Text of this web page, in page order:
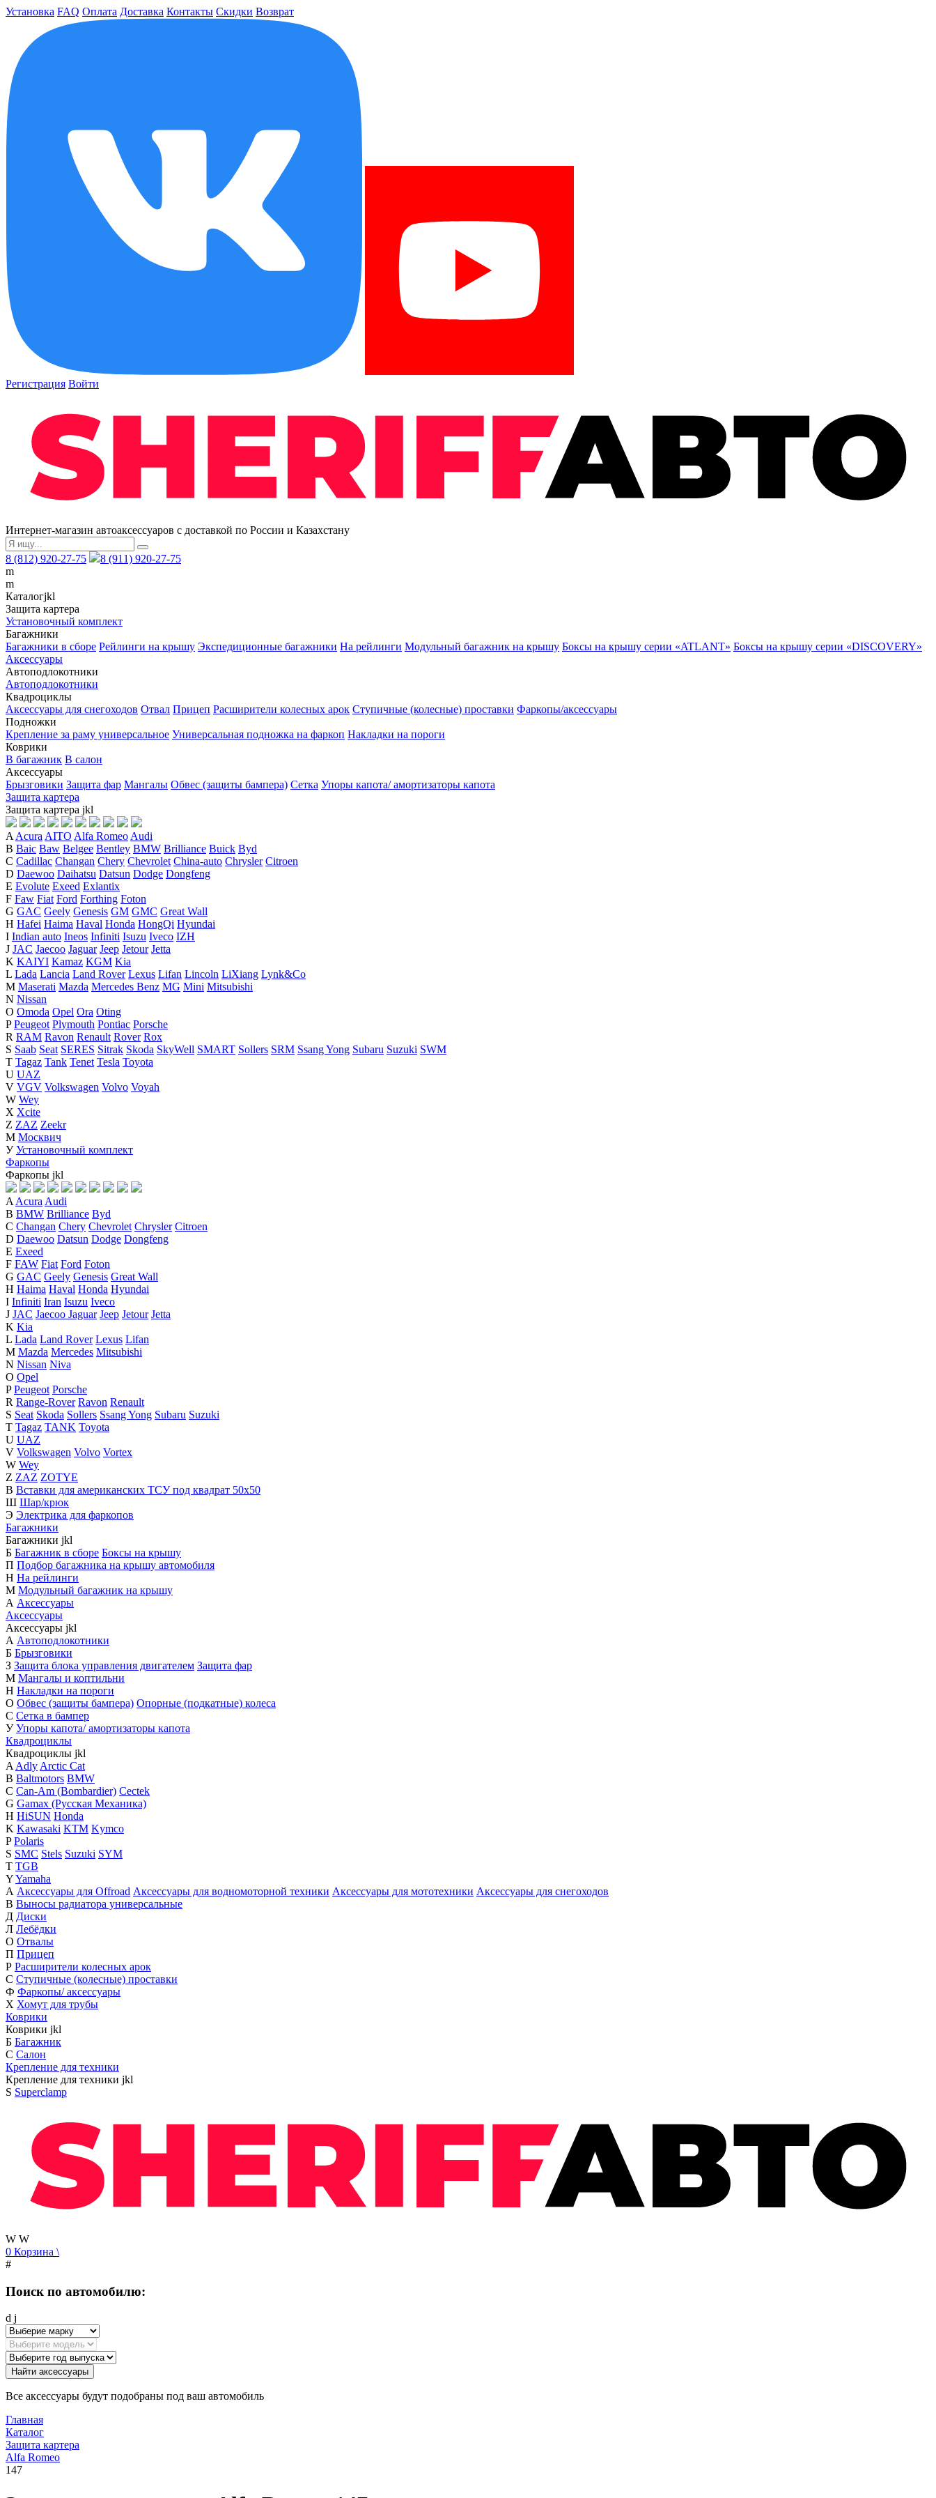
Установка FAQ Оплата Доставка Контакты Скидки Возврат
Регистрация Войти
Интернет-магазин автоаксессуаров с доставкой по России и Казахстану
8 (812) 920-27-75
8 (911) 920-27-75
m
m
Каталогjkl
Защита картера
Установочный комплект
Багажники
Багажники в сборе Рейлинги на крышу Экспедиционные багажники На рейлинги Модульный багажник на крышу Боксы на крышу серии «ATLANT» Боксы на крышу серии «DISCOVERY»
Аксессуары
Автоподлокотники
Автоподлокотники
Квадроциклы
Аксессуары для снегоходов Отвал Прицеп Расширители колесных арок Ступичные (колесные) проставки Фаркопы/аксессуары
Подножки
Крепление за раму универсальное Универсальная подножка на фаркоп Накладки на пороги
Коврики
В багажник В салон
Аксессуары
Брызговики Защита фар Мангалы Обвес (защиты бампера) Сетка Упоры капота/ амортизаторы капота
Защита картера
Защита картера jkl
AAcuraAITO Alfa RomeoAudi
B Baic Baw Belgee Bentley BMW Brilliance Buick Byd
C Cadillac Changan Chery Chevrolet China-auto Chrysler Citroen
D Daewoo Daihatsu Datsun Dodge Dongfeng
E Evolute Exeed Exlantix
F Faw Fiat Ford Forthing Foton
G GAC Geely Genesis GM GMC Great Wall
H Hafei Haima Haval Honda HongQi Hyundai
I Indian auto Ineos Infiniti Isuzu Iveco IZH
J JAC Jaecoo Jaguar Jeep Jetour Jetta
K KAIYI Kamaz KGM Kia
L Lada Lancia Land Rover Lexus Lifan Lincoln LiXiang Lynk&Co
M Maserati Mazda Mercedes Benz MG Mini Mitsubishi
N Nissan
O Omoda Opel Ora Oting
P Peugeot Plymouth Pontiac Porsche
R RAM Ravon Renault Rover Rox
S Saab Seat SERES Sitrak Skoda SkyWell SMART Sollers SRM Ssang Yong Subaru Suzuki SWM
T Tagaz Tank Tenet Tesla Toyota
U UAZ
V VGV Volkswagen Volvo Voyah
W Wey
X Xcite
Z ZAZ Zeekr
М Москвич
У Установочный комплект
Фаркопы
Фаркопы jkl
AAcuraAudi
B BMW Brilliance Byd
C Changan Chery Chevrolet Chrysler Citroen
D Daewoo Datsun Dodge Dongfeng
E Exeed
F FAW Fiat Ford Foton
G GAC Geely Genesis Great Wall
H Haima Haval Honda Hyundai
I Infiniti Iran Isuzu Iveco
J JAC Jaecoo Jaguar Jeep Jetour Jetta
K Kia
L Lada Land Rover Lexus Lifan
M Mazda Mercedes Mitsubishi
N Nissan Niva
O Opel
P Peugeot Porsche
R Range-Rover Ravon Renault
S Seat Skoda Sollers Ssang Yong Subaru Suzuki
T Tagaz TANK Toyota
U UAZ
V Volkswagen Volvo Vortex
W Wey
Z ZAZ ZOTYE
В Вставки для американских ТСУ под квадрат 50х50
Ш Шар/крюк
Э Электрика для фаркопов
Багажники
Багажники jkl
Б Багажник в сборе Боксы на крышу
П Подбор багажника на крышу автомобиля
Н На рейлинги
М Модульный багажник на крышу
А Аксессуары
Аксессуары
Аксессуары jkl
А Автоподлокотники
Б Брызговики
З Защита блока управления двигателем Защита фар
М Мангалы и коптильни
Н Накладки на пороги
О Обвес (защиты бампера) Опорные (подкатные) колеса
С Сетка в бампер
У Упоры капота/ амортизаторы капота
Квадроциклы
Квадроциклы jkl
AAdlyArctic Cat
B Baltmotors BMW
C Can-Am (Bombardier) Cectek
G Gamax (Русская Механика)
H HiSUN Honda
K Kawasaki KTM Kymco
P Polaris
S SMC Stels Suzuki SYM
T TGB
YYamaha
А Аксессуары для Offroad Аксессуары для водномоторной техники Аксессуары для мототехники Аксессуары для снегоходов
В Выносы радиатора универсальные
Д Диски
Л Лебёдки
О Отвалы
П Прицеп
Р Расширители колесных арок
С Ступичные (колесные) проставки
Ф Фаркопы/ аксессуары
Х Хомут для трубы
Коврики
Коврики jkl
Б Багажник
С Салон
Крепление для техники
Крепление для техники jkl
S Superclamp
W W
0 Корзина \
#
Поиск по автомобилю:
d j
Найти аксессуары
Все аксессуары будут подобраны под ваш автомобиль
Главная
Каталог
Защита картера
Alfa Romeo
147